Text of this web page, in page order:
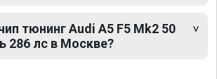
тюнинг Audi A5 F5 Mk2 50
286 лс в Москве?